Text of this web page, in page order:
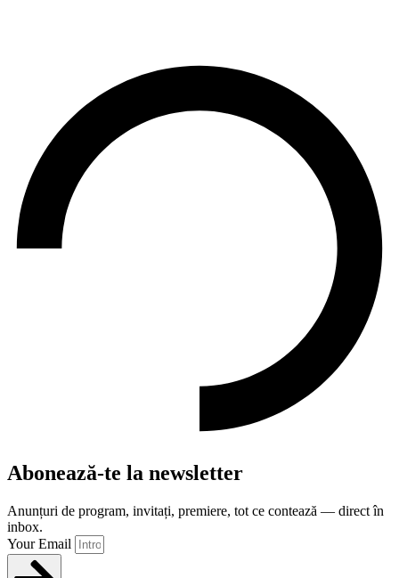
Abonează-te la newsletter
Anunțuri de program, invitați, premiere, tot ce contează — direct în
inbox.
Your Email